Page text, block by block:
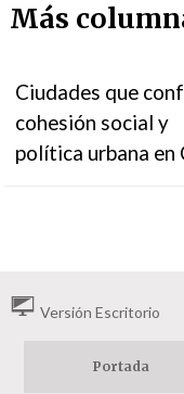
Más
Ciudades que
cohesión social y
política urbana en
Versión Escritorio
Portada